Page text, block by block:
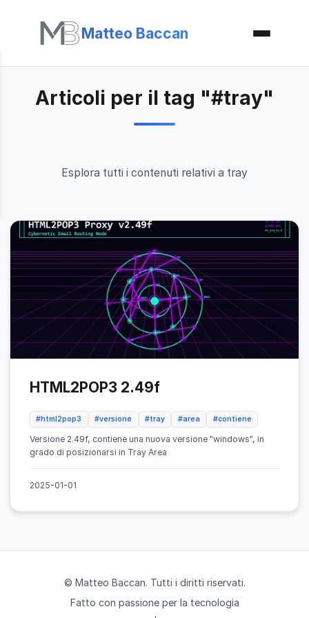
Matteo Baccan
Articoli per il tag "#tray"
Esplora tutti i contenuti relativi a tray
HTML2POP3 2.49f
#html2pop3 #versione #tray #area #contiene
Versione 2.49f, contiene una nuova versione "windows", in
grado di posizionarsi in Tray Area
2025-01-01
© Matteo Baccan. Tutti i diritti riservati.
Fatto con passione per la tecnologia